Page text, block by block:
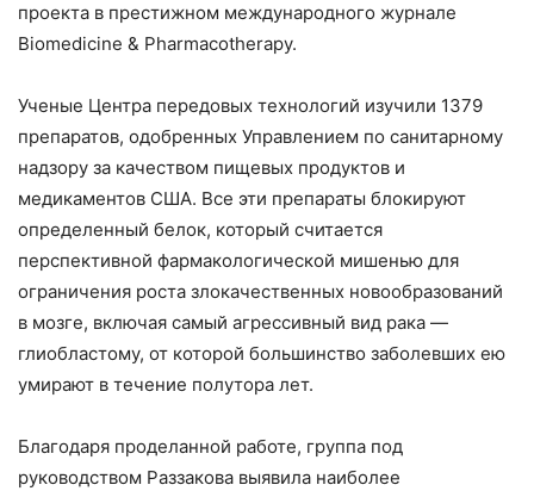
проекта в престижном международного журнале
Biomedicine & Pharmacotherapy.
Ученые Центра передовых технологий изучили 1379
препаратов, одобренных Управлением по санитарному
надзору за качеством пищевых продуктов и
медикаментов США. Все эти препараты блокируют
определенный белок, который считается
перспективной фармакологической мишенью для
ограничения роста злокачественных новообразований
в мозге, включая самый агрессивный вид рака —
глиобластому, от которой большинство заболевших ею
умирают в течение полутора лет.
Благодаря проделанной работе, группа под
руководством Раззакова выявила наиболее